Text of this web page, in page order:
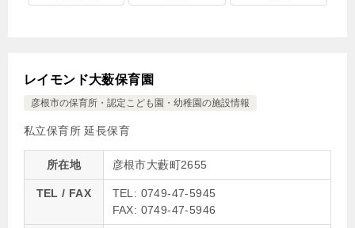
レイモンド大薮保育園
彦根市の保育所・認定こども園・幼稚園の施設情報
私立保育所 延長保育
所在地 彦根市大藪町2655
TEL / FAX
TEL: 0749-47-5945
FAX: 0749-47-5946